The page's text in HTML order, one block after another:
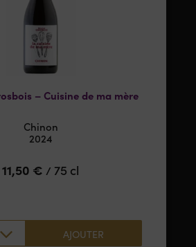
– Cuisine de ma mère
Chinon
2024
11,50 € / 75 cl
AJOUTER